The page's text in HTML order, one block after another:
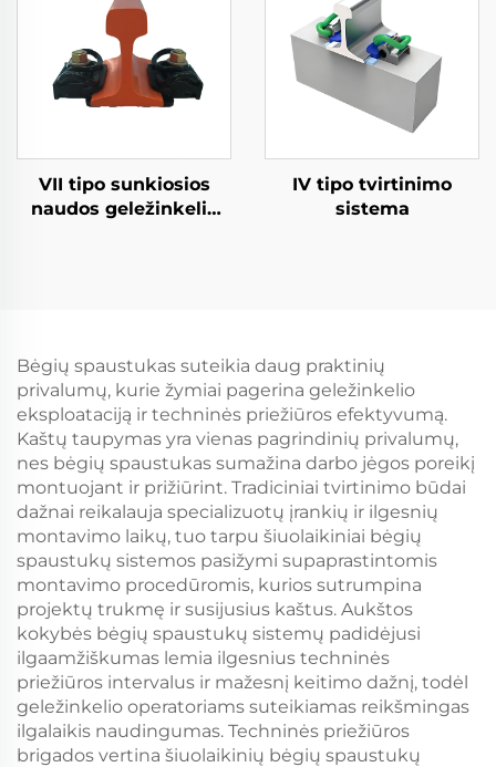
VII tipo sunkiosios
naudos geležinkelio
IV tipo tvirtinimo
sistema
Bėgių spaustukas suteikia daug praktinių
privalumų, kurie žymiai pagerina geležinkelio
eksploataciją ir techninės priežiūros efektyvumą.
Kaštų taupymas yra vienas pagrindinių privalumų,
nes bėgių spaustukas sumažina darbo jėgos poreikį
montuojant ir prižiūrint. Tradiciniai tvirtinimo būdai
dažnai reikalauja specializuotų įrankių ir ilgesnių
montavimo laikų, tuo tarpu šiuolaikiniai bėgių
spaustukų sistemos pasižymi supaprastintomis
montavimo procedūromis, kurios sutrumpina
projektų trukmę ir susijusius kaštus. Aukštos
kokybės bėgių spaustukų sistemų padidėjusi
ilgaamžiškumas lemia ilgesnius techninės
priežiūros intervalus ir mažesnį keitimo dažnį, todėl
geležinkelio operatoriams suteikiamas reikšmingas
ilgalaikis naudingumas. Techninės priežiūros
brigados vertina šiuolaikinių bėgių spaustukų